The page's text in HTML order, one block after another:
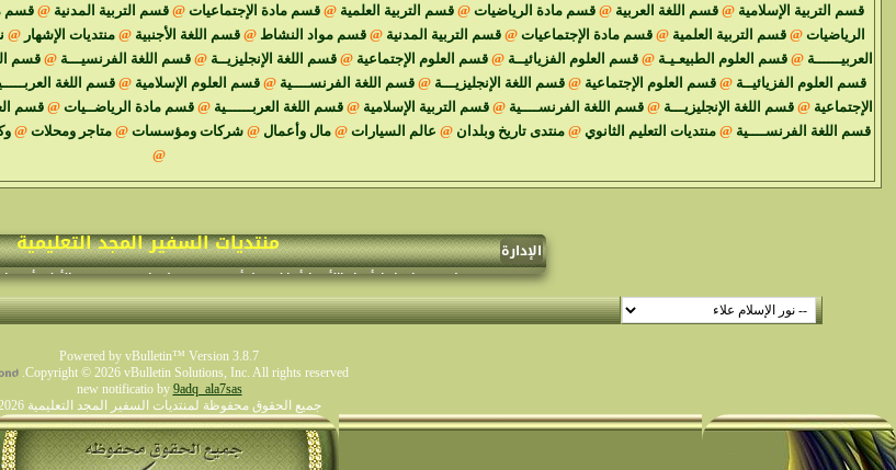
قسم التربية الإسلامية @قسم اللغة العربية @قسم مادة الرياضيات @قسم التربية العلمية @قسم مادة الإجتماعيات @قسم التربية المدنية @قسم
الرياضيات @ قسم التربية العلمية @ قسم مادة الإجتماعيات @ قسم التربية المدنية @ قسم مواد النشاط @ قسم اللغة الأجنبية @ منتديات الإشهار @
العربيــــــة @قسم العلوم الطبيعـيـة @قسم العلوم الفزيائيــة @قسم العلوم الإجتماعية @قسم اللغة الإنجليزيــة @قسم اللغة الفرنسيـــة @قسم
قسم العلوم الفزيائيــة @ قسم العلوم الإجتماعية @ قسم اللغة الإنجليزيـــة @ قسم اللغة الفرنســــية @ قسم العلوم الإسلامية @قسم اللغة
الإجتماعية @قسم اللغة الإنجليزيـــة @قسم اللغة الفرنســــية @قسم التربية الإسلامية @قسم اللغة العربــــــية @قسم مادة الرياضــيات @قسم
قسم اللغة الفرنســــية @ منتديات التعليم الثانوي @ منتدى تاريخ وبلدان @ عالم السيارات @ مال وأعمال @ شركات ومؤسسات @ متاجر ومحلات @
@
الإدارة نعلم جميع إخوانناوأخواتناالأعضاءأننا لا نقبل أي موضوع حول ما يسمى تفسير الأحلام أو
و سنحدف أي موضوع لايكتب في القسم المناسب. نرجو تفهمكم من أجل الحفاظ
نجمة المنتدى
Powered by vBulletin™ Version 3.8.7
Copyright © 2026 vBulletin Solutions, Inc. All rights reserved.
new notificatio by 9adq_ala7sas
جميع الحقوق محفوظة لمنتديات السفير المجد التعليمية 2026